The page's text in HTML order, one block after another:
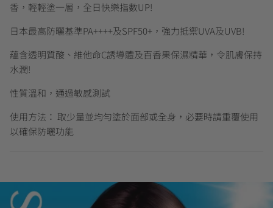
香，輕輕塗一層，全日快樂指數UP!
日本最高防曬基準PA++++及SPF50+，強力抵禦UVA及UVB!
蘊含透明質酸、維他命C誘導體及百香果保濕精華，令肌膚保持
水潤!
性質溫和，通過敏感測試
使用方法： 取少量並均勻塗於面部或全身，必要時請重覆使用
以確保防曬功能